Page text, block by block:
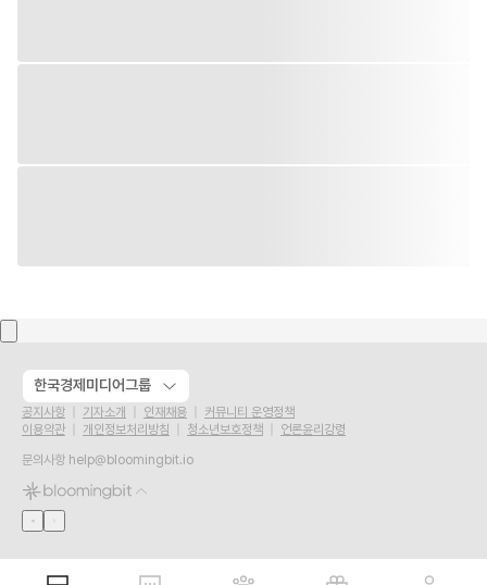
한국경제미디어그룹
공지사항 기자소개 인재채용
커뮤니티 운영정책
이용약관
개인정보처리방침 청소년보호정책
언론윤리강령
문의사항 help@bloomingbit.io